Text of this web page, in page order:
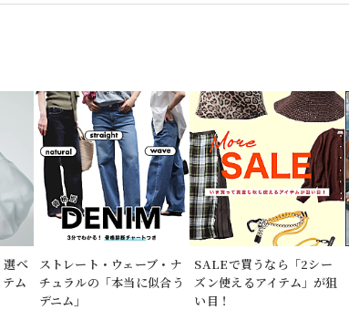
選べ
ム
ストレート・ウェーブ・ナ
チュラルの「本当に似合う
デニム」
SALEで買うなら「2シー
ズン使えるアイテム」が狙
い目！